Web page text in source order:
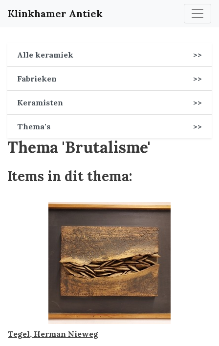
Klinkhamer Antiek
Alle keramiek >>
Fabrieken >>
Keramisten >>
Thema's >>
Thema 'Brutalisme'
Items in dit thema:
Tegel, Herman Nieweg